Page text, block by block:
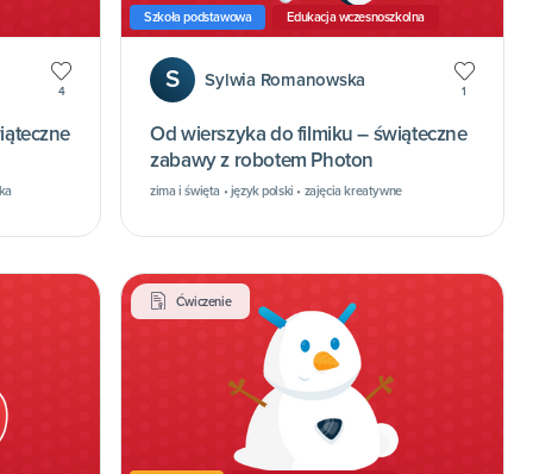
4
Szkoła podstawowa Edukacja wczesnoszkolna
S Sylwia Romanowska
1
Od wierszyka do filmiku – świąteczne
zabawy z robotem Photon
zima i święta • język polski • zajęcia kreatywne
Ćwiczenie